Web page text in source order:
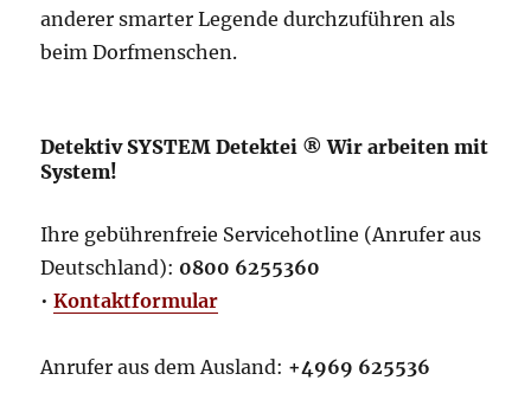
anderer smarter Legende durchzuführen als
beim Dorfmenschen.
Detektiv SYSTEM Detektei ® Wir arbeiten mit
System!
Ihre gebührenfreie Servicehotline (Anrufer aus
Deutschland): 0800 6255360
•Kontaktformular
Anrufer aus dem Ausland: +4969 625536